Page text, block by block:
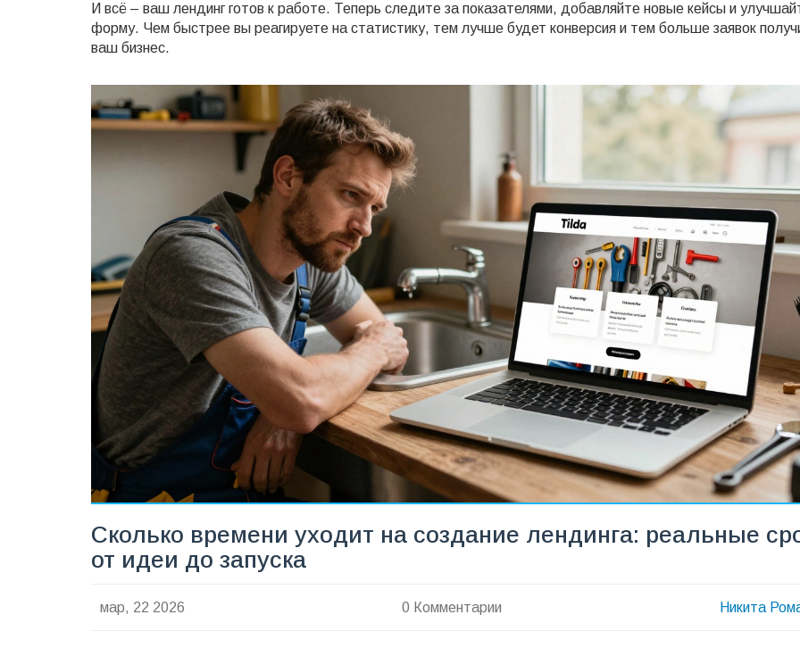
И всё – ваш лендинг готов к работе. Теперь следите за показателями, добавляйте новые кейсы и
форму. Чем быстрее вы реагируете на статистику, тем лучше будет конверсия и тем больше заявок
ваш бизнес.
Сколько времени уходит на создание лендинга: реальные
от идеи до запуска
мар, 22 2026 0 Комментарии Никита